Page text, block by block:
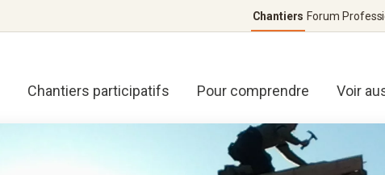
Chantiers Forum
Chantiers participatifs Pour comprendre Voir